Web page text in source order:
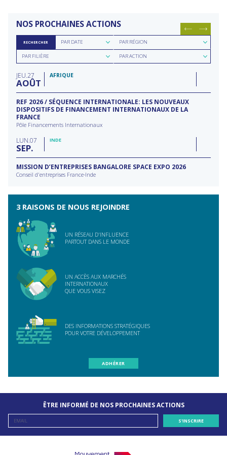
NOS PROCHAINES ACTIONS
RECHERCHER
Rechercher
parPAR DATE
Rechercher
par
région
PAR RÉGION
Rechercher
parPAR FILIÈRE
Rechercher
parPAR ACTION
JEU 27
AOÛT
AFRIQUE
REF 2026 / SÉQUENCE INTERNATIONALE: LES NOUVEAUX
DISPOSITIFS DE FINANCEMENT INTERNATIONAUX DE LA
FRANCE
Pôle Financements Internationaux
LUN 07
SEP
INDE
MISSION D’ENTREPRISES BANGALORE SPACE EXPO 2026
Conseil d'entreprises France-Inde
3 RAISONS DE NOUS REJOINDRE
UN RÉSEAU D'INFLUENCE
PARTOUT DANS LE MONDE
UN ACCÈS AUX MARCHÉS
INTERNATIONAUX
QUE VOUS VISEZ
DES INFORMATIONS STRATÉGIQUES
POUR VOTRE DÉVELOPPEMENT
ADHÉRER
ÊTRE INFORMÉ DE NOS PROCHAINES ACTIONS